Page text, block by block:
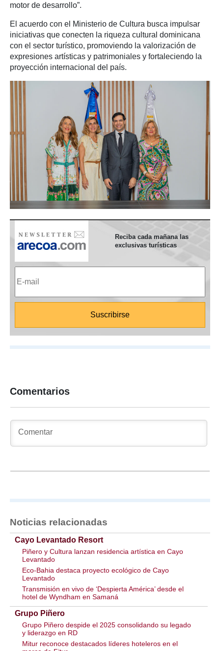
motor de desarrollo”.
El acuerdo con el Ministerio de Cultura busca impulsar
iniciativas que conecten la riqueza cultural dominicana
con el sector turístico, promoviendo la valorización de
expresiones artísticas y patrimoniales y fortaleciendo la
proyección internacional del país.
Reciba cada mañana las
exclusivas turísticas
Comentarios
Noticias relacionadas
Cayo Levantado Resort
Piñero y Cultura lanzan residencia artística en Cayo
Levantado
Eco-Bahia destaca proyecto ecológico de Cayo
Levantado
Transmisión en vivo de ‘Despierta América’ desde el
hotel de Wyndham en Samaná
Grupo Piñero
Grupo Piñero despide el 2025 consolidando su legado
y liderazgo en RD
Mitur reconoce destacados líderes hoteleros en el